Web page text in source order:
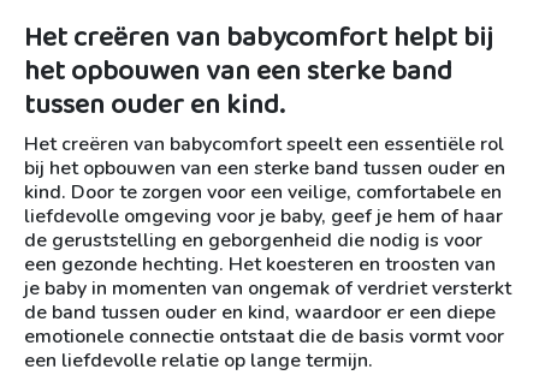
Het creëren van babycomfort helpt bij
het opbouwen van een sterke band
tussen ouder en kind.
Het creëren van babycomfort speelt een essentiële rol
bij het opbouwen van een sterke band tussen ouder en
kind. Door te zorgen voor een veilige, comfortabele en
liefdevolle omgeving voor je baby, geef je hem of haar
de geruststelling en geborgenheid die nodig is voor
een gezonde hechting. Het koesteren en troosten van
je baby in momenten van ongemak of verdriet versterkt
de band tussen ouder en kind, waardoor er een diepe
emotionele connectie ontstaat die de basis vormt voor
een liefdevolle relatie op lange termijn.